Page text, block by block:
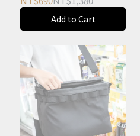
Add to Cart